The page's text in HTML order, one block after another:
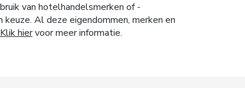
van hotelhandelsmerken of -
Al deze eigendommen, merken en
Klik hiervoor meer informatie.